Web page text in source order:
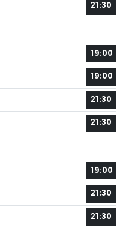
21:30
19:00
19:00
21:30
21:30
19:00
21:30
21:30